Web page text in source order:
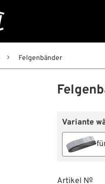
Felgenbänder
Variante
Artikel №